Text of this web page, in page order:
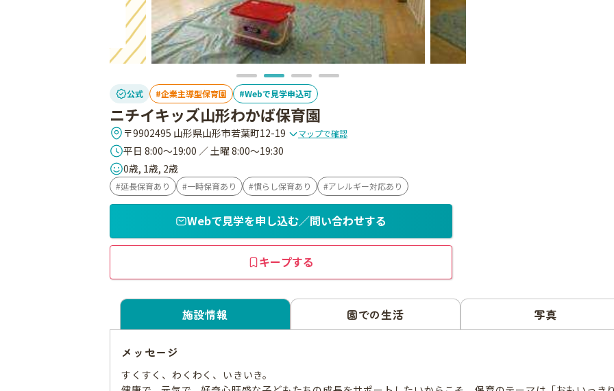
公式 企業主導型保育園 Webで見学申込可
ニチイキッズ山形わかば保育園
〒9902495 山形県山形市若葉町12-19 マップで確認
平日 8:00～19:00 ／ 土曜 8:00～19:30
0歳, 1歳, 2歳
延長保育あり 一時保育あり 慣らし保育あり アレルギー対応あり
Webで見学を申し込む／問い合わせする
キープする
施設情報 園での生活 写真
メッセージ
すくすく、わくわく、いきいき。